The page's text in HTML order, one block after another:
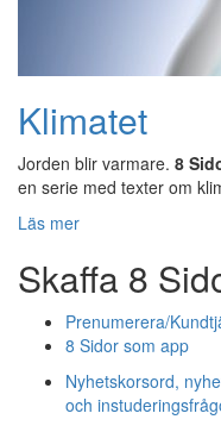
Klimatet
Jorden blir varmare. 8
en serie med texter om
Läs mer
Skaffa 8
Prenumerera/
8 Sidor som app
Nyhetskorsord,
och